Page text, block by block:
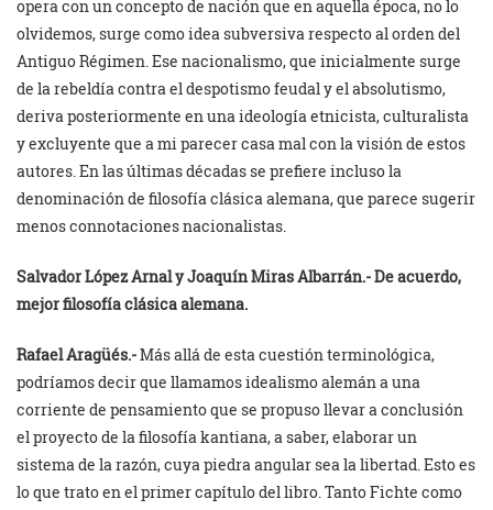
opera con un concepto de nación que en aquella época, no lo
olvidemos, surge como idea subversiva respecto al orden del
Antiguo Régimen. Ese nacionalismo, que inicialmente surge
de la rebeldía contra el despotismo feudal y el absolutismo,
deriva posteriormente en una ideología etnicista, culturalista
y excluyente que a mi parecer casa mal con la visión de estos
autores. En las últimas décadas se prefiere incluso la
denominación de filosofía clásica alemana, que parece sugerir
menos connotaciones nacionalistas.
Salvador López Arnal yJoaquín Miras Albarrán.- De acuerdo,
mejor filosofía clásica alemana.
Rafael Aragüés.-Más allá de esta cuestión terminológica,
podríamos decir que llamamos idealismo alemán a una
corriente de pensamiento que se propuso llevar a conclusión
el proyecto de la filosofía kantiana, a saber, elaborar un
sistema de la razón, cuya piedra angular sea la libertad. Esto es
lo que trato en el primer capítulo del libro. Tanto Fichte como